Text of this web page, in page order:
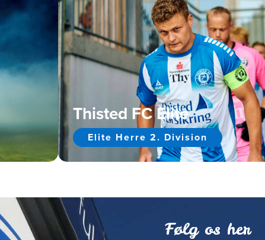
Thisted FC Elite
Elite Herre 2. Division
Følg os her